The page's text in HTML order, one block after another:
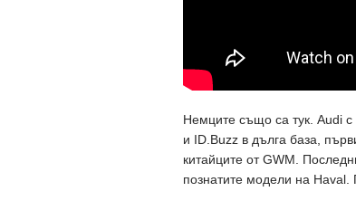
Немците също са тук. Audi
и ID.Buzz в дълга база,
китайците от GWM.
познатите модели на Haval.